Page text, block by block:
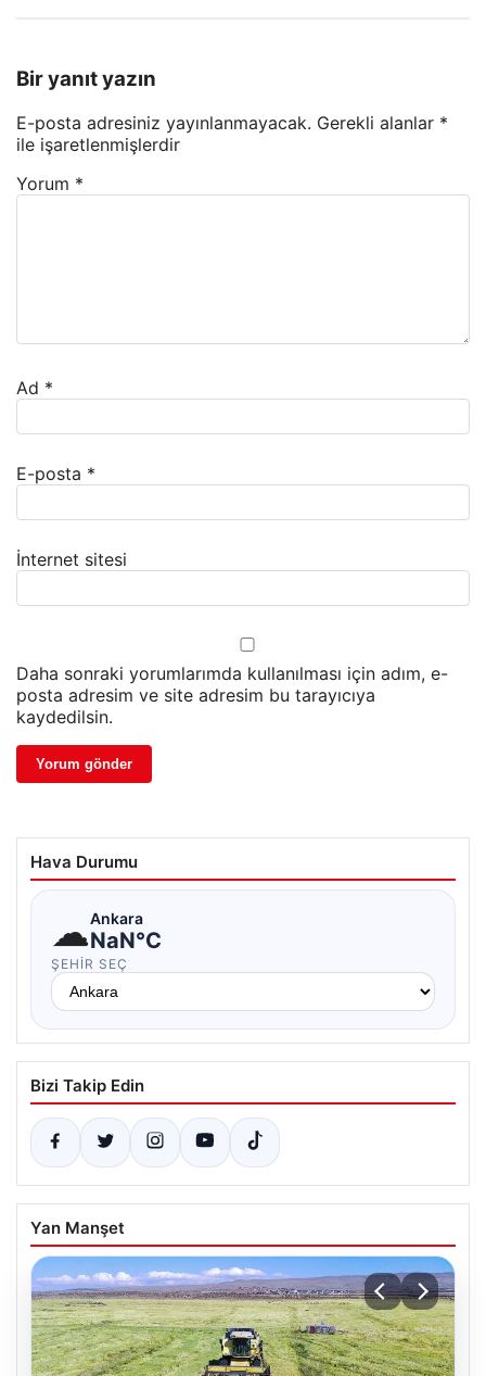
Bir yanıt yazın
E-posta adresiniz yayınlanmayacak. Gerekli alanlar *
ile işaretlenmişlerdir
Yorum *
Ad *
E-posta *
İnternet sitesi
Daha sonraki yorumlarımda kullanılması için adım, e-
posta adresim ve site adresim bu tarayıcıya
kaydedilsin.
Hava Durumu
☁Ankara
NaN°C
ŞEHIR SEÇ
Bizi Takip Edin
Yan Manşet